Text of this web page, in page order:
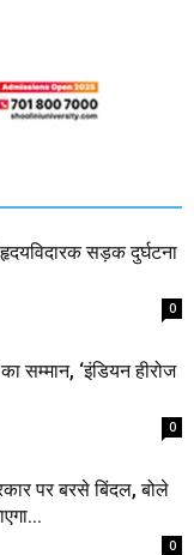
सड़क दुर्घटना
0
सम्मान, ‘इंडियन हीरोज
0
पर बरसे बिंदल, बोले
0